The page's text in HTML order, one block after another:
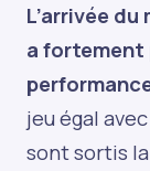
L’arrivée
a fortement
jeu égal
sont sortis